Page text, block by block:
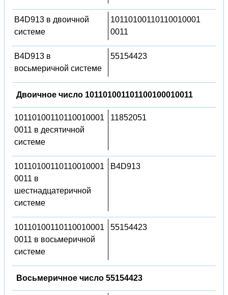
B4D913 в двоичной
системе
10110100110110010001
0011
B4D913 в
восьмеричной системе
55154423
Двоичное число 101101001101100100010011
10110100110110010001
0011 в десятичной
системе
11852051
10110100110110010001
0011 в
шестнадцатеричной
системе
B4D913
10110100110110010001
0011 в восьмеричной
системе
55154423
Восьмеричное число 55154423